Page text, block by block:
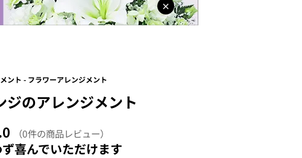
×
ント - フラワーアレンジメント
ジのアレンジメント
（0件の商品レビュー）
喜んでいただけます